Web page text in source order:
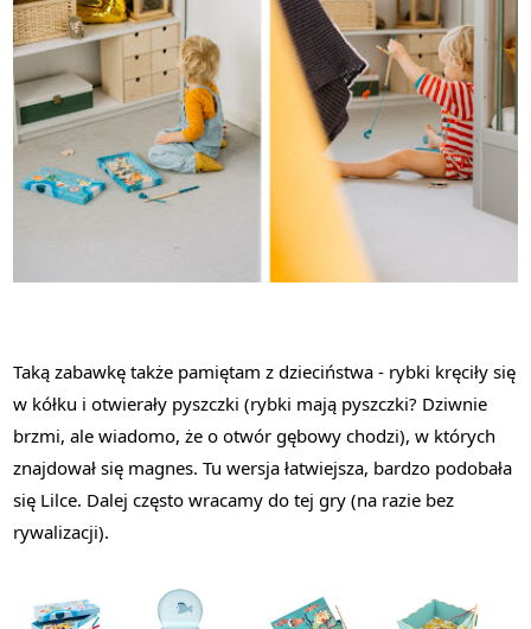
Taką zabawkę także pamiętam z dzieciństwa - rybki kręciły się
w kółku i otwierały pyszczki (rybki mają pyszczki? Dziwnie
brzmi, ale wiadomo, że o otwór gębowy chodzi), w których
znajdował się magnes. Tu wersja łatwiejsza, bardzo podobała
się Lilce. Dalej często wracamy do tej gry (na razie bez
rywalizacji).